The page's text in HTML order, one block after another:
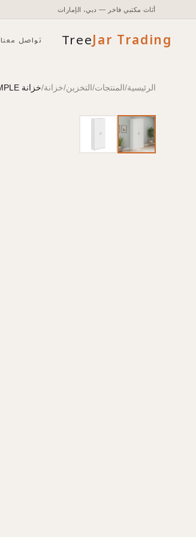
أثاث مكتبي فاخر — دبي، الإمارات
TreeJar Trading تواصل معنا
الرئيسية/المنتجات/التخزين/خزانة/خزانة SIMPLE - أبيض - 770x375x1817 mm